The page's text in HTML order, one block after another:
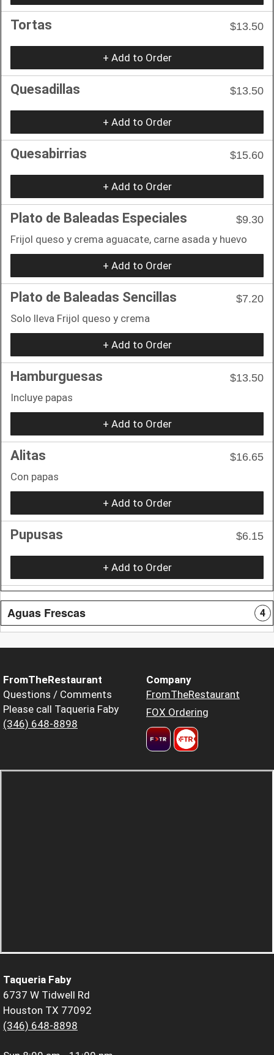
Tortas $13.50
+ Add to Order
Quesadillas $13.50
+ Add to Order
Quesabirrias $15.60
+ Add to Order
Plato de Baleadas Especiales
$9.30
Frijol queso y crema aguacate, carne asada y huevo
+ Add to Order
Plato de Baleadas Sencillas
$7.20
Solo lleva Frijol queso y crema
+ Add to Order
Hamburguesas
$13.50
Incluye papas
+ Add to Order
Alitas
$16.65
Con papas
+ Add to Order
Pupusas $6.15
+ Add to Order
Aguas Frescas 4
FromTheRestaurant
Questions / Comments
Please call Taqueria Faby
(346) 648-8898
Company
FromTheRestaurant
FOX Ordering
Taqueria Faby
6737 W Tidwell Rd
Houston TX 77092
(346) 648-8898